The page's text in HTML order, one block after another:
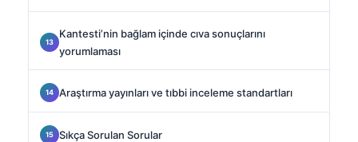
Kantesti’nin bağlam içinde cıva sonuçlarını
yorumlaması
Araştırma yayınları ve tıbbi inceleme standartları
Sıkça Sorulan Sorular